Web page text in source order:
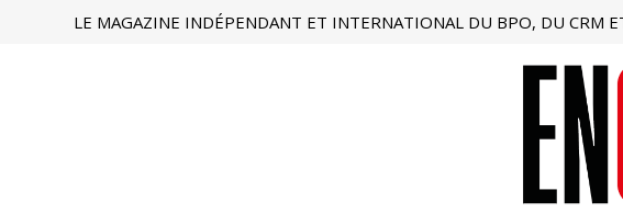
LE MAGAZINE INDÉPENDANT ET INTERNATIONAL DU BPO, DU CRM